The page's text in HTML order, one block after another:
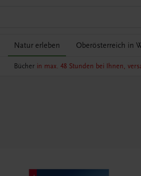
Natur erleben Oberösterreich in
Bücher in max. 48 Stunden bei Ihnen,